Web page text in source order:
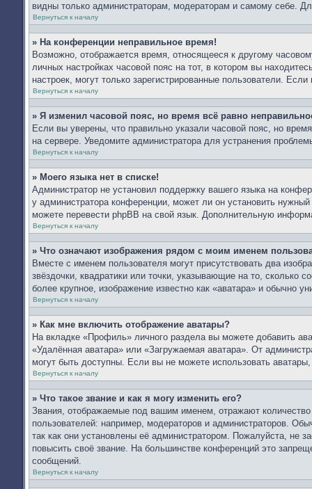
видны только администраторам, модераторам и самому себе.
Вернуться к началу
» На конференции неправильное время!
Возможно, отображается время, относящееся к другому
личных настройках часовой пояс на тот, в котором вы
настроек, могут только зарегистрированные пользователи.
Вернуться к началу
» Я изменил часовой пояс, но время всё равно
Если вы уверены, что правильно указали часовой пояс, но
на сервере. Уведомите администратора для устранения
Вернуться к началу
» Моего языка нет в списке!
Администратор не установил поддержку вашего языка на
у администратора конференции, может ли он установить
можете перевести phpBB на свой язык. Дополнительную
Вернуться к началу
» Что означают изображения рядом с моим именем
Вместе с именем пользователя могут присутствовать два
звёздочки, квадратики или точки, указывающие на то, сколько
более крупное, изображение известно как «аватара» и обычно
Вернуться к началу
» Как мне включить отображение аватары?
На вкладке «Профиль» личного раздела вы можете добавить
«Удалённая аватара» или «Загружаемая аватара». От
могут быть доступны. Если вы не можете использовать
Вернуться к началу
» Что такое звание и как я могу изменить его?
Звания, отображаемые под вашим именем, отражают
пользователей: например, модераторов и администраторов.
так как они установлены её администратором. Пожалуйста, не
повысить своё звание. На большинстве конференций это
сообщений.
Вернуться к началу